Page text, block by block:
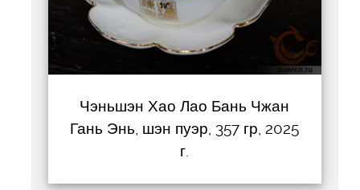
Чэньшэн Хао Лао Бань Чжан
Гань Энь, шэн пуэр, 357 гр, 2025
г.